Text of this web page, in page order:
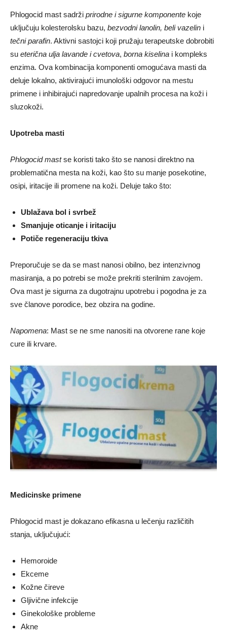
Phlogocid mast sadrži prirodne i sigurne komponente koje
uključuju kolesterolsku bazu, bezvodni lanolin, beli vazelin i
tečni parafin. Aktivni sastojci koji pružaju terapeutske dobrobiti
su eterična ulja lavande i cvetova, borna kiselina i kompleks
enzima. Ova kombinacija komponenti omogućava masti da
deluje lokalno, aktivirajući imunološki odgovor na mestu
primene i inhibirajući napredovanje upalnih procesa na koži i
sluzokoži.
Upotreba masti
Phlogocid mastse koristi tako što se nanosi direktno na
problematična mesta na koži, kao što su manje posekotine,
osipi, iritacije ili promene na koži. Deluje tako što:
Ublažava bol i svrbež
Smanjuje oticanje i iritaciju
Potiče regeneraciju tkiva
Preporučuje se da se mast nanosi obilno, bez intenzivnog
masiranja, a po potrebi se može prekriti sterilnim zavojem.
Ova mast je sigurna za dugotrajnu upotrebu i pogodna je za
sve članove porodice, bez obzira na godine.
Napomena: Mast se ne sme nanositi na otvorene rane koje
cure ili krvare.
Medicinske primene
Phlogocid mast je dokazano efikasna u lečenju različitih
stanja, uključujući:
Hemoroide
Ekceme
Kožne čireve
Gljivične infekcije
Ginekološke probleme
Akne